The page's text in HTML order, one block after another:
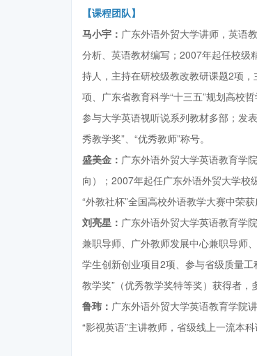
【课程团队】
马小宇： 广东外语外贸大学讲师，英语
分析、英语教材编写；2007年起任校级
持人，主持在研校级教改教研课题2项
项、广东省教育科学“十三五”规划高校
参与大学英语视听说系列教材多部；发
秀教学奖”、“优秀教师”称号。
盛美金： 广东外语外贸大学英语教育学
向）；2007年起任广东外语外贸大学校
“外教社杯”全国高校外语教学大赛中荣
刘亮星： 广东外语外贸大学英语教育学
兼职导师、广外教师发展中心兼职导师
学生创新创业项目2项、参与省级质量
教学奖”（优秀教学奖特等奖）获得者，
鲁玮： 广东外语外贸大学英语教育学院
“影视英语”主讲教师，省级线上一流本